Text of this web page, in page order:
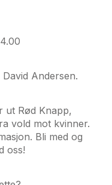
Andersen.
ut Rød Knapp,
vold mot kvinner.
Bli med og
oss!